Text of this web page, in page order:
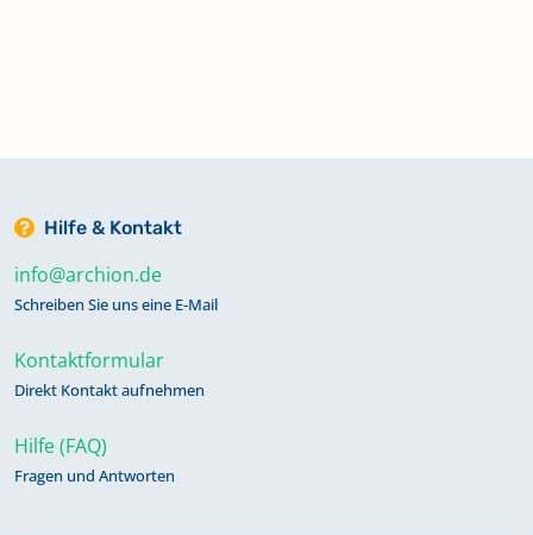
Hilfe & Kontakt
info@archion.de
Schreiben Sie uns eine E-Mail
Kontaktformular
Direkt Kontakt aufnehmen
Hilfe (FAQ)
Fragen und Antworten